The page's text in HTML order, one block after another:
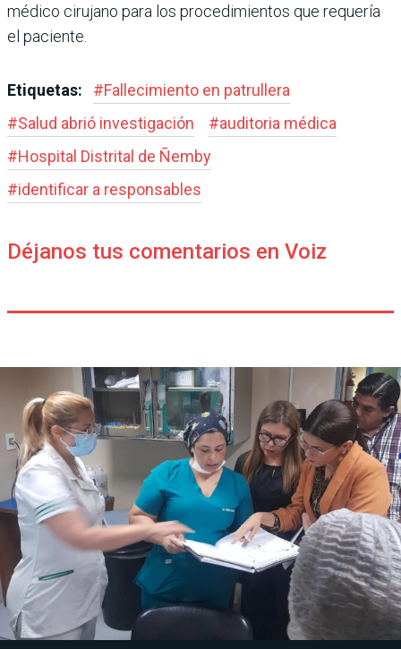
médico cirujano para los procedimientos que requería
el paciente.
Etiquetas: #Fallecimiento en patrullera
#Salud abrió investigación #auditoria médica
#Hospital Distrital de Ñemby
#identificar a responsables
Déjanos tus comentarios en Voiz